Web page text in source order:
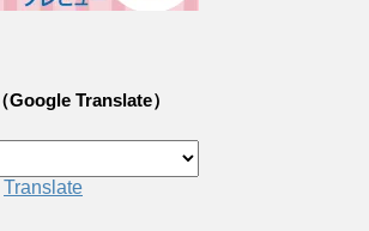
（Google Translate）
Translate